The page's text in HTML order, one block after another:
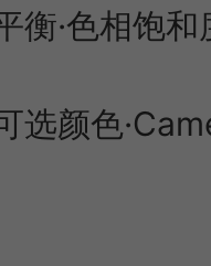
衡·色相饱和
选颜色